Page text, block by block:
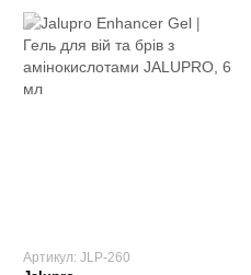
Артикул: JLP-260